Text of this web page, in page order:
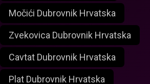
Močići Dubrovnik Hrvatska
Zvekovica Dubrovnik Hrvatska
Cavtat Dubrovnik Hrvatska
Plat Dubrovnik Hrvatska